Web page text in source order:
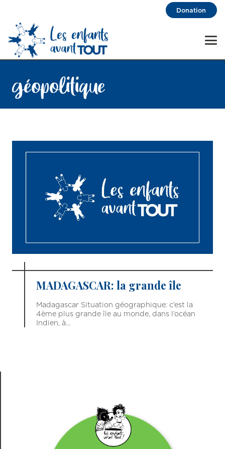
Donation
géopolitique
MADAGASCAR: la grande île
Madagascar Situation géographique: c’est la
4ème plus grande île au monde, dans l’océan
Indien, à…